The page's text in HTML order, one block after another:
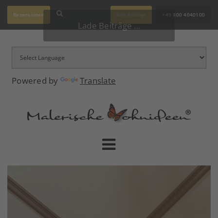
Powered by Translate
Rezensionen Ihre Anfrage +49 800 4040100
Lade Beiträge ...